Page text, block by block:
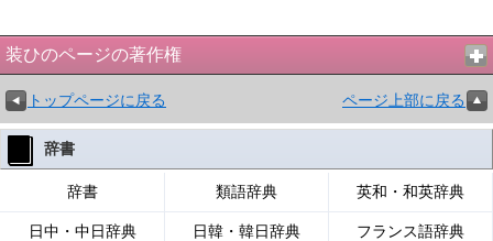
装ひのページの著作権
トップページに戻る ページ上部に戻る
辞書
辞書 類語辞典 英和・和英辞典
日中・中日辞典 日韓・韓日辞典 フランス語辞典